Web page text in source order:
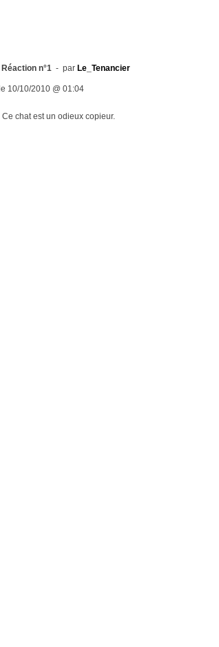
Réaction n°1 - par Le_Tenancier
le 10/10/2010 @ 01:04
Ce chat est un odieux copieur.